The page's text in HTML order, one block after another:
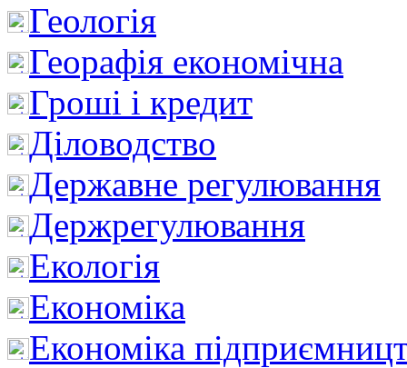
Геологія
Георафія економічна
Гроші і кредит
Діловодство
Державне регулювання
Держрегулювання
Екологія
Економіка
Економіка